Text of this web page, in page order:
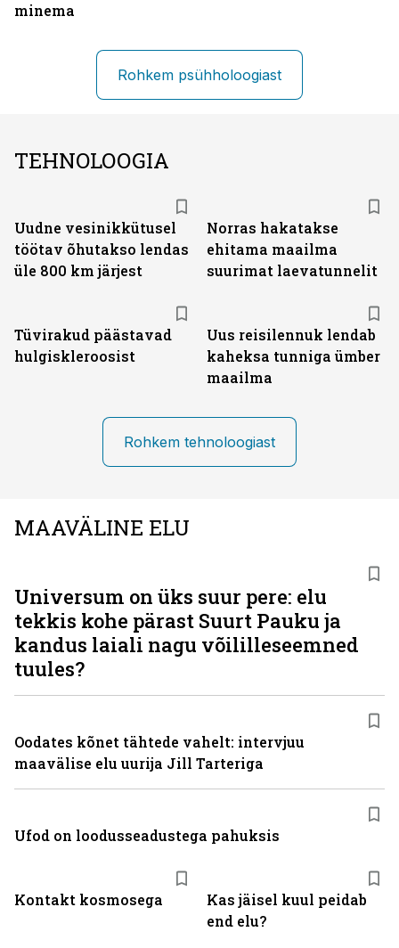
minema
Rohkem psühholoogiast
TEHNOLOOGIA
Uudne vesinikkütusel
töötav õhutakso lendas
üle 800 km järjest
Norras hakatakse
ehitama maailma
suurimat laevatunnelit
Tüvirakud päästavad
hulgiskleroosist
Uus reisilennuk lendab
kaheksa tunniga ümber
maailma
Rohkem tehnoloogiast
MAAVÄLINE ELU
Kontakt kosmosega
Kas jäisel kuul peidab
end elu?
Universum on üks suur pere: elu
tekkis kohe pärast Suurt Pauku ja
kandus laiali nagu võililleseemned
tuules?
Oodates kõnet tähtede vahelt: intervjuu
maavälise elu uurija Jill Tarteriga
Ufod on loodusseadustega pahuksis